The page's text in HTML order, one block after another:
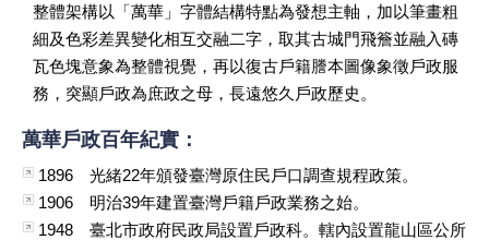
整體架構以「萬華」字體結構特點為發想主軸，加以筆畫粗
細及色彩差異變化相互交融二字，取其古城門飛簷並融入磚
瓦色塊意象為整體視覺，再以復古戶籍謄本圖像象徵戶政服
務，突顯戶政為庶政之母，長遠悠久戶政歷史。
萬華戶政百年紀實：
1896 光緒22年頒發臺灣原住民戶口調查規程政策。
1906 明治39年建置臺灣戶籍戶政業務之始。
1948 臺北市政府民政局設置戶政科。轄內設置龍山區公所